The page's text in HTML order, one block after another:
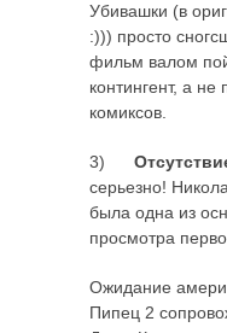
Убивашки (в
:))) просто
фильм валом
контингент, а
комиксов.
3)
серьезно!
была одна из
просмотра
Ожидание
Пипец 2